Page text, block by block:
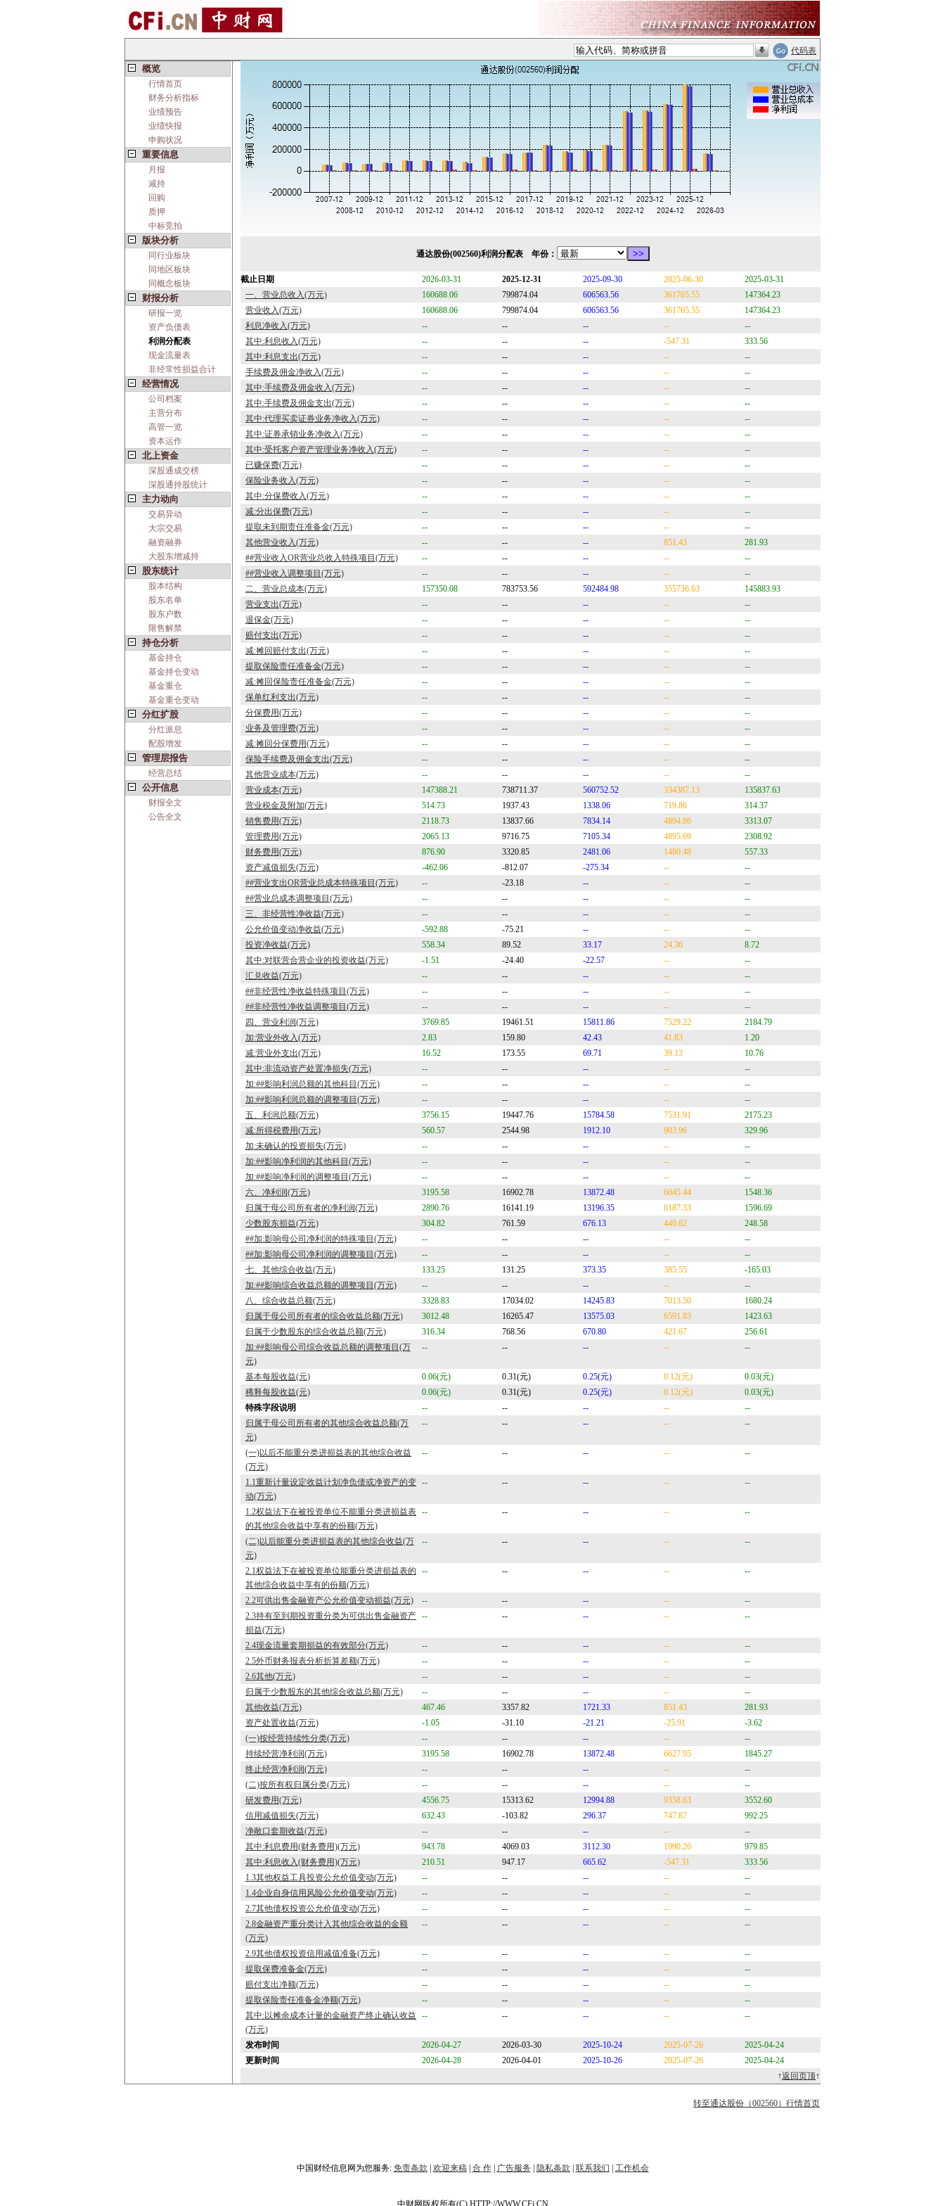
代码表
概览
行情首页
财务分析指标
业绩预告
业绩快报
申购状况
重要信息
月报
减持
回购
质押
中标竞拍
版块分析
同行业板块
同地区板块
同概念板块
财报分析
研报一览
资产负债表
利润分配表
现金流量表
非经常性损益合计
经营情况
公司档案
主营分布
高管一览
资本运作
北上资金
深股通成交榜
深股通持股统计
主力动向
交易异动
大宗交易
融资融券
大股东增减持
股东统计
股本结构
股东名单
股东户数
限售解禁
持仓分析
基金持仓
基金持仓变动
基金重仓
基金重仓变动
分红扩股
分红派息
配股增发
管理层报告
经营总结
公开信息
财报全文
公告全文
通达股份(002560)利润分配表 年份：
截止日期 2026-03-31 2025-12-31 2025-09-30 2025-06-30
2025-03-31
一、营业总收入(万元)
160688.06 799874.04 606563.56 361765.55
147364.23
营业收入(万元)
160688.06 799874.04 606563.56 361765.55
147364.23
利息净收入(万元)
-- -- -- --
--
其中:利息收入(万元)
-- -- -- -547.31
333.56
其中:利息支出(万元)
-- -- -- --
--
手续费及佣金净收入(万元)
-- -- -- --
--
其中:手续费及佣金收入(万元)
-- -- -- --
--
其中:手续费及佣金支出(万元)
-- -- -- --
--
其中:代理买卖证券业务净收入(万元)
-- -- -- --
--
其中:证券承销业务净收入(万元)
-- -- -- --
--
其中:受托客户资产管理业务净收入(万元)
-- -- -- --
--
已赚保费(万元)
-- -- -- --
--
保险业务收入(万元)
-- -- -- --
--
其中:分保费收入(万元)
-- -- -- --
--
减:分出保费(万元)
-- -- -- --
--
提取未到期责任准备金(万元)
-- -- -- --
--
其他营业收入(万元)
-- -- -- 851.43
281.93
##营业收入OR营业总收入特殊项目(万元)
-- -- -- --
--
##营业收入调整项目(万元)
-- -- -- --
--
二、营业总成本(万元)
157350.08 783753.56 592484.98 355736.63
145883.93
营业支出(万元)
-- -- -- --
--
退保金(万元)
-- -- -- --
--
赔付支出(万元)
-- -- -- --
--
减:摊回赔付支出(万元)
-- -- -- --
--
提取保险责任准备金(万元)
-- -- -- --
--
减:摊回保险责任准备金(万元)
-- -- -- --
--
保单红利支出(万元)
-- -- -- --
--
分保费用(万元)
-- -- -- --
--
业务及管理费(万元)
-- -- -- --
--
减:摊回分保费用(万元)
-- -- -- --
--
保险手续费及佣金支出(万元)
-- -- -- --
--
其他营业成本(万元)
-- -- -- --
--
营业成本(万元)
147388.21 738711.37 560752.52 334387.13
135837.63
营业税金及附加(万元)
514.73 1937.43 1338.06 719.86
314.37
销售费用(万元)
2118.73 13837.66 7834.14 4894.86
3313.07
管理费用(万元)
2065.13 9716.75 7105.34 4895.69
2308.92
财务费用(万元)
876.90 3320.85 2481.06 1480.48
557.33
资产减值损失(万元)
-462.06 -812.07 -275.34 --
--
##营业支出OR营业总成本特殊项目(万元)
-- -23.18 -- --
--
##营业总成本调整项目(万元)
-- -- -- --
--
三、非经营性净收益(万元)
-- -- -- --
--
公允价值变动净收益(万元)
-592.88 -75.21 -- --
--
投资净收益(万元)
558.34 89.52 33.17 24.36
8.72
其中:对联营合营企业的投资收益(万元)
-1.51 -24.40 -22.57 --
--
汇兑收益(万元)
-- -- -- --
--
##非经营性净收益特殊项目(万元)
-- -- -- --
--
##非经营性净收益调整项目(万元)
-- -- -- --
--
四、营业利润(万元)
3769.85 19461.51 15811.86 7529.22
2184.79
加:营业外收入(万元)
2.83 159.80 42.43 41.83
1.20
减:营业外支出(万元)
16.52 173.55 69.71 39.13
10.76
其中:非流动资产处置净损失(万元)
-- -- -- --
--
加:##影响利润总额的其他科目(万元)
-- -- -- --
--
加:##影响利润总额的调整项目(万元)
-- -- -- --
--
五、利润总额(万元)
3756.15 19447.76 15784.58 7531.91
2175.23
减:所得税费用(万元)
560.57 2544.98 1912.10 903.96
329.96
加:未确认的投资损失(万元)
-- -- -- --
--
加:##影响净利润的其他科目(万元)
-- -- -- --
--
加:##影响净利润的调整项目(万元)
-- -- -- --
--
六、净利润(万元)
3195.58 16902.78 13872.48 6045.44
1548.36
归属于母公司所有者的净利润(万元)
2890.76 16141.19 13196.35 6187.33
1596.69
少数股东损益(万元)
304.82 761.59 676.13 440.62
248.58
##加:影响母公司净利润的特殊项目(万元)
-- -- -- --
--
##加:影响母公司净利润的调整项目(万元)
-- -- -- --
--
七、其他综合收益(万元)
133.25 131.25 373.35 385.55
-165.03
加:##影响综合收益总额的调整项目(万元)
-- -- -- --
--
八、综合收益总额(万元)
3328.83 17034.02 14245.83 7013.50
1680.24
归属于母公司所有者的综合收益总额(万元)
3012.48 16265.47 13575.03 6591.83
1423.63
归属于少数股东的综合收益总额(万元)
316.34 768.56 670.80 421.67
256.61
加:##影响母公司综合收益总额的调整项目(万
元)
-- -- -- -- --
基本每股收益(元) 0.06(元) 0.31(元) 0.25(元) 0.12(元)
0.03(元)
稀释每股收益(元)
0.06(元) 0.31(元) 0.25(元) 0.12(元)
0.03(元)
特殊字段说明
-- -- -- --
--
归属于母公司所有者的其他综合收益总额(万
元)
-- -- -- -- --
(一)以后不能重分类进损益表的其他综合收益
(万元)
-- -- -- -- --
1.1重新计量设定收益计划净负债或净资产的变
动(万元)
-- -- -- -- --
1.2权益法下在被投资单位不能重分类进损益表
的其他综合收益中享有的份额(万元)
-- -- -- -- --
(二)以后能重分类进损益表的其他综合收益(万
元)
-- -- -- -- --
2.1权益法下在被投资单位能重分类进损益表的
其他综合收益中享有的份额(万元)
-- -- -- -- --
2.2可供出售金融资产公允价值变动损益(万元) -- -- -- --
--
2.3持有至到期投资重分类为可供出售金融资产
损益(万元)
-- -- -- -- --
2.4现金流量套期损益的有效部分(万元) -- -- -- --
--
2.5外币财务报表分析折算差额(万元)
-- -- -- --
--
2.6其他(万元)
-- -- -- --
--
归属于少数股东的其他综合收益总额(万元)
-- -- -- --
--
其他收益(万元)
467.46 3357.82 1721.33 851.43
281.93
资产处置收益(万元)
-1.05 -31.10 -21.21 -25.91
-3.62
(一)按经营持续性分类(万元)
-- -- -- --
--
持续经营净利润(万元)
3195.58 16902.78 13872.48 6627.95
1845.27
终止经营净利润(万元)
-- -- -- --
--
(二)按所有权归属分类(万元)
-- -- -- --
--
研发费用(万元)
4556.75 15313.62 12994.88 9358.63
3552.60
信用减值损失(万元)
632.43 -103.82 296.37 747.87
992.25
净敞口套期收益(万元)
-- -- -- --
--
其中:利息费用(财务费用)(万元)
943.78 4069.03 3112.30 1990.26
979.85
其中:利息收入(财务费用)(万元)
210.51 947.17 665.62 -547.31
333.56
1.3其他权益工具投资公允价值变动(万元)
-- -- -- --
--
1.4企业自身信用风险公允价值变动(万元)
-- -- -- --
--
2.7其他债权投资公允价值变动(万元)
-- -- -- --
--
2.8金融资产重分类计入其他综合收益的金额
(万元)
-- -- -- -- --
2.9其他债权投资信用减值准备(万元) -- -- -- --
--
提取保费准备金(万元)
-- -- -- --
--
赔付支出净额(万元)
-- -- -- --
--
提取保险责任准备金净额(万元)
-- -- -- --
--
其中:以摊余成本计量的金融资产终止确认收益
(万元)
-- -- -- -- --
发布时间 2026-04-27 2026-03-30 2025-10-24 2025-07-26
2025-04-24
更新时间
2026-04-28 2026-04-01 2025-10-26 2025-07-26
2025-04-24
↑返回页顶↑
转至通达股份（002560）行情首页
中国财经信息网为您服务: 免责条款 欢迎来稿| 合 作| 广告服务 隐私条款 联系我们 工作机会
中财网版权所有(C) HTTP://WWW.CFi.CN